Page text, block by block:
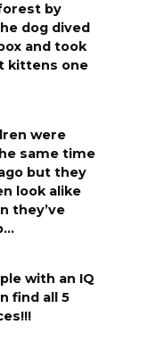
by
dog dived
and took
kittens one
were
same time
but they
look alike
they’ve
with an IQ
find all 5